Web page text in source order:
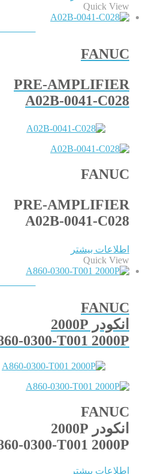
Quick View
FANUC
PRE-AMPLIFIER
A02B-0041-C028
FANUC
PRE-AMPLIFIER
A02B-0041-C028
اطلاعات بیشتر
Quick View
FANUC
انکودر 2000P
0300-T001 2000P
FANUC
انکودر 2000P
0300-T001 2000P
اطلاعات بیشتر